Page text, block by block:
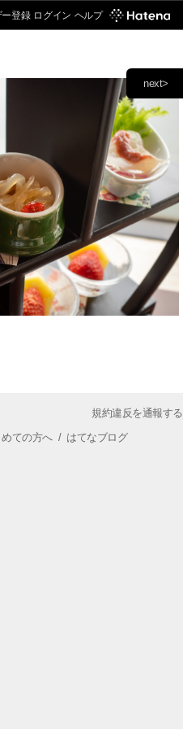
登録 ログイン ヘルプ
next>
規約違反を通報する
めての方へ/ はてなブログ